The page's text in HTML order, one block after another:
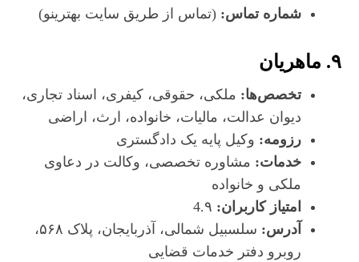
شماره تماس: (تماس از طریق سایت بهترینو)
۹. ماهریان
تخصص‌ها: ملکی، حقوقی، کیفری، اسناد تجاری،
دیوان عدالت، مالیات، خانواده، ارث، اراضی
رزومه: وکیل پایه یک دادگستری
خدمات: مشاوره تخصصی، وکالت در دعاوی
ملکی و خانواده
امتیاز کاربران:
آدرس:
سلسبیل شمالی، آذربایجان، پلاک ۵۶۸،
روبرو دفتر خدمات قضایی